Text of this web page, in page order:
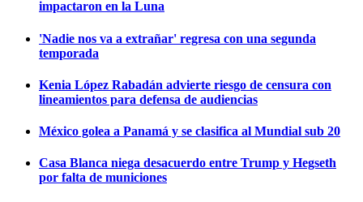
impactaron en la Luna
'Nadie nos va a extrañar' regresa con una segunda
temporada
Kenia López Rabadán advierte riesgo de censura con
lineamientos para defensa de audiencias
México golea a Panamá y se clasifica al Mundial sub 20
Casa Blanca niega desacuerdo entre Trump y Hegseth
por falta de municiones